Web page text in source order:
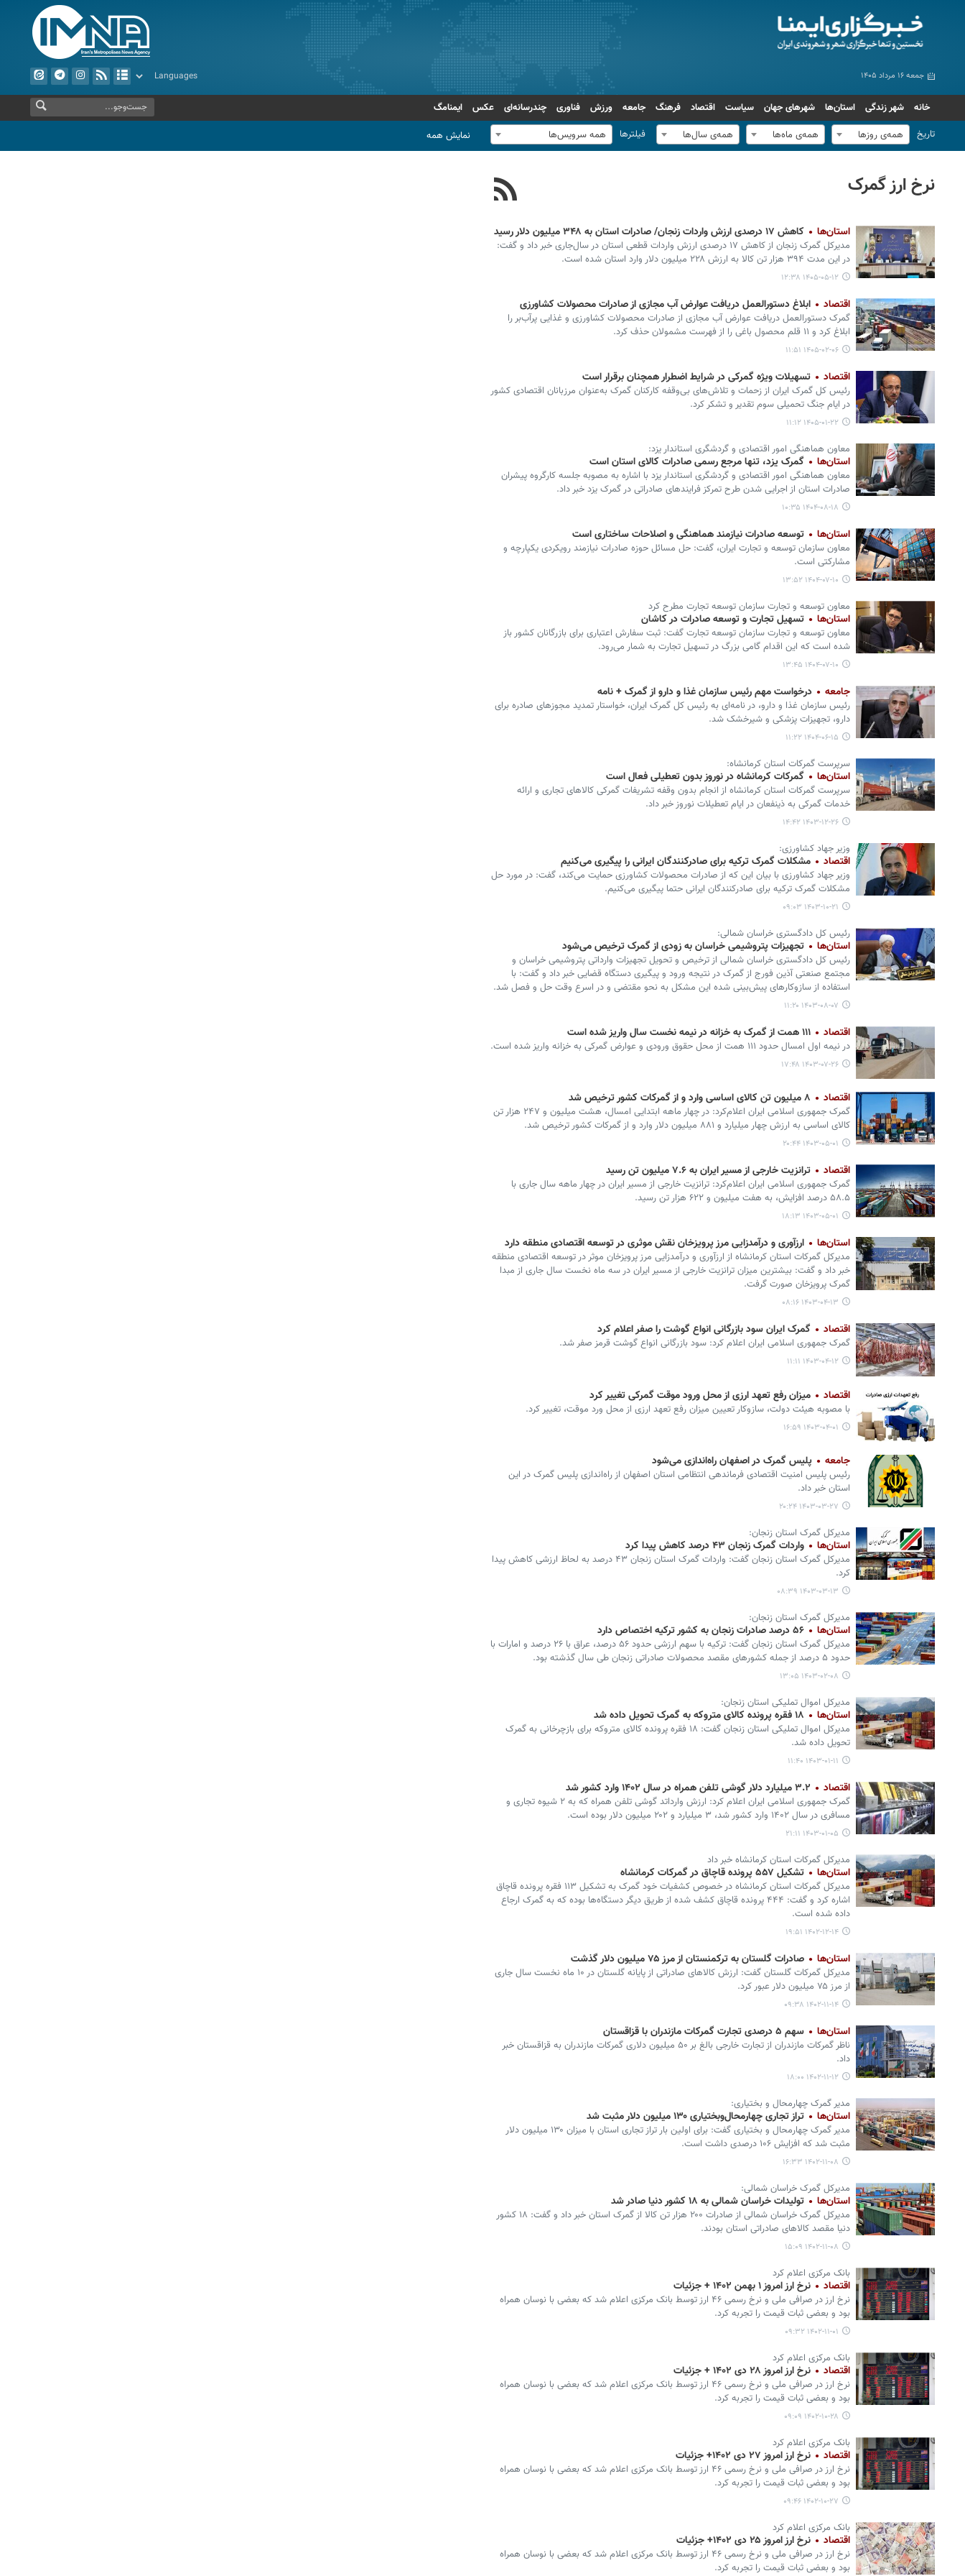
جمعه ۱۶ مرداد ۱۴۰۵
خانه شهر زندگی استان‌ها شهرهای جهان سیاست اقتصاد فرهنگ جامعه ورزش فناوری چندرسانه‌ای عکس
ایمنامگ
تاریخ
همه‌ی روزها همه‌ی ماه‌ها همه‌ی سال‌ها فیلترها همه سرویس‌ها نمایش همه
نرخ ارز گمرک
استان‌ها کاهش ۱۷ درصدی ارزش واردات زنجان/ صادرات استان به ۳۴۸ میلیون دلار رسید
مدیرکل گمرک زنجان از کاهش ۱۷ درصدی ارزش واردات قطعی استان در سال‌جاری خبر داد و گفت:
در این مدت ۳۹۴ هزار تن کالا به ارزش ۲۲۸ میلیون دلار وارد استان شده است.
۱۴۰۵-۰۵-۱۲ ۱۲:۳۸
اقتصاد ابلاغ دستورالعمل دریافت عوارض آب مجازی از صادرات محصولات کشاورزی
گمرک دستورالعمل دریافت عوارض آب مجازی از صادرات محصولات کشاورزی و غذایی پرآب‌بر را
ابلاغ کرد و ۱۱ قلم محصول باغی را از فهرست مشمولان حذف کرد.
۱۴۰۵-۰۲-۰۶ ۱۱:۵۱
اقتصاد تسهیلات ویژه گمرکی در شرایط اضطرار همچنان برقرار است
رئیس کل گمرک ایران از زحمات و تلاش‌های بی‌وقفه کارکنان گمرک به‌عنوان مرزبانان اقتصادی کشور
در ایام جنگ تحمیلی سوم تقدیر و تشکر کرد.
۱۴۰۵-۰۱-۲۲ ۱۱:۱۲
معاون هماهنگی امور اقتصادی و گردشگری استاندار یزد:
استان‌ها گمرک یزد، تنها مرجع رسمی صادرات کالای استان است
معاون هماهنگی امور اقتصادی و گردشگری استاندار یزد با اشاره به مصوبه جلسه کارگروه پیشران
صادرات استان از اجرایی شدن طرح تمرکز فرایندهای صادراتی در گمرک یزد خبر داد.
۱۴۰۴-۰۸-۱۸ ۱۰:۳۵
استان‌ها توسعه صادرات نیازمند هماهنگی و اصلاحات ساختاری است
معاون سازمان توسعه و تجارت ایران، گفت: حل مسائل حوزه صادرات نیازمند رویکردی یکپارچه و
مشارکتی است.
۱۴۰۴-۰۷-۱۰ ۱۳:۵۲
معاون توسعه و تجارت سازمان توسعه تجارت مطرح کرد
استان‌ها تسهیل تجارت و توسعه صادرات در کاشان
معاون توسعه و تجارت سازمان توسعه تجارت گفت: ثبت سفارش اعتباری برای بازرگانان کشور باز
شده است که این اقدام گامی بزرگ در تسهیل تجارت به شمار می‌رود.
۱۴۰۴-۰۷-۱۰ ۱۳:۴۵
جامعه درخواست مهم رئیس سازمان غذا و دارو از گمرک + نامه
رئیس سازمان غذا و دارو، در نامه‌ای به رئیس کل گمرک ایران، خواستار تمدید مجوزهای صادره برای
دارو، تجهیزات پزشکی و شیرخشک شد.
۱۴۰۴-۰۶-۱۵ ۱۱:۲۲
سرپرست گمرکات استان کرمانشاه:
استان‌ها گمرکات کرمانشاه در نوروز بدون تعطیلی فعال است
سرپرست گمرکات استان کرمانشاه از انجام بدون وقفه تشریفات گمرکی کالاهای تجاری و ارائه
خدمات گمرکی به ذینفعان در ایام تعطیلات نوروز خبر داد.
۱۴۰۳-۱۲-۲۶ ۱۴:۴۲
وزیر جهاد کشاورزی:
اقتصاد مشکلات گمرک ترکیه برای صادرکنندگان ایرانی را پیگیری می‌کنیم
وزیر جهاد کشاورزی با بیان این که از صادرات محصولات کشاورزی حمایت می‌کند، گفت: در مورد حل
مشکلات گمرک ترکیه برای صادرکنندگان ایرانی حتما پیگیری می‌کنیم.
۱۴۰۳-۱۰-۲۱ ۰۹:۰۳
رئیس کل دادگستری خراسان شمالی:
استان‌ها تجهیزات پتروشیمی خراسان به زودی از گمرک ترخیص می‌شود
رئیس کل دادگستری خراسان شمالی از ترخیص و تحویل تجهیزات وارداتی پتروشیمی خراسان و
مجتمع صنعتی آذین فورج از گمرک در نتیجه ورود و پیگیری دستگاه قضایی خبر داد و گفت: با
استفاده از سازوکارهای پیش‌بینی شده این مشکل به نحو مقتضی و در اسرع وقت حل و فصل شد.
۱۴۰۳-۰۸-۰۷ ۱۱:۲۰
اقتصاد ۱۱۱ همت از گمرک به خزانه در نیمه نخست سال واریز شده است
در نیمه اول امسال حدود ۱۱۱ همت از محل حقوق ورودی و عوارض گمرکی به خزانه واریز شده است.
۱۴۰۳-۰۷-۲۶ ۱۷:۴۸
اقتصاد ۸ میلیون تن کالای اساسی وارد و از گمرکات کشور ترخیص شد
گمرک جمهوری اسلامی ایران اعلام‌کرد: در چهار ماهه ابتدایی امسال، هشت میلیون و ۲۴۷ هزار تن
کالای اساسی به ارزش چهار میلیارد و ۸۸۱ میلیون دلار وارد و از گمرکات کشور ترخیص شد.
۱۴۰۳-۰۵-۰۱ ۲۰:۴۴
اقتصاد ترانزیت خارجی از مسیر ایران به ۷.۶ میلیون تن رسید
گمرک جمهوری اسلامی ایران اعلام‌کرد: ترانزیت خارجی از مسیر ایران در چهار ماهه سال جاری با
۵۸.۵ درصد افزایش، به هفت میلیون و ۶۲۲ هزار تن رسید.
۱۴۰۳-۰۵-۰۱ ۱۸:۱۳
استان‌ها ارزآوری و درآمدزایی مرز پرویزخان نقش موثری در توسعه اقتصادی منطقه دارد
مدیرکل گمرکات استان کرمانشاه از ارزآوری و درآمدزایی مرز پرویزخان موثر در توسعه اقتصادی منطقه
خبر داد و گفت: بیشترین میزان ترانزیت خارجی از مسیر ایران در سه ماه نخست سال‌ جاری از مبدا
گمرک پرویزخان صورت گرفت.
۱۴۰۳-۰۴-۱۳ ۰۸:۱۶
اقتصاد گمرک ایران سود بازرگانی انواع گوشت را صفر اعلام کرد
گمرک جمهوری اسلامی ایران اعلام کرد: سود بازرگانی انواع گوشت قرمز صفر شد.
۱۴۰۳-۰۴-۱۲ ۱۱:۱۱
اقتصاد میزان رفع تعهد ارزی از محل ورود موقت گمرکی تغییر کرد
با مصوبه هیئت دولت، سازوکار تعیین میزان رفع تعهد ارزی از محل ورد موقت، تغییر کرد.
۱۴۰۳-۰۴-۰۱ ۱۶:۵۹
جامعه پلیس گمرک در اصفهان راه‌اندازی می‌شود
رئیس پلیس امنیت اقتصادی فرماندهی انتظامی استان اصفهان از راه‌اندازی پلیس گمرک در این
استان خبر داد.
۱۴۰۳-۰۳-۲۷ ۲۰:۲۴
مدیرکل گمرک استان زنجان:
استان‌ها واردات گمرک زنجان ۴۳ درصد کاهش پیدا کرد
مدیرکل گمرک استان زنجان گفت: واردات گمرک استان زنجان ۴۳ درصد به لحاظ ارزشی کاهش پیدا
کرد.
۱۴۰۳-۰۳-۱۳ ۰۸:۳۹
مدیرکل گمرک استان زنجان:
استان‌ها ۵۶ درصد صادرات زنجان به کشور ترکیه اختصاص دارد
مدیرکل گمرک استان زنجان گفت: ترکیه با سهم ارزشی حدود ۵۶ درصد، عراق با ۲۶ درصد و امارات با
حدود ۵ درصد از جمله کشورهای مقصد محصولات صادراتی زنجان طی سال گذشته بود.
۱۴۰۳-۰۲-۰۸ ۱۳:۰۵
مدیرکل اموال تملیکی استان زنجان:
استان‌ها ۱۸ فقره پرونده کالای متروکه به گمرک تحویل داده شد
مدیرکل اموال تملیکی استان زنجان گفت: ۱۸ فقره پرونده کالای متروکه برای بازچرخانی به گمرک
تحویل داده شد.
۱۴۰۳-۰۱-۱۱ ۱۱:۴۰
اقتصاد ۳.۲ میلیارد دلار گوشی تلفن همراه در سال ۱۴۰۲ وارد کشور شد
گمرک جمهوری اسلامی ایران اعلام کرد: ارزش وارداتد گوشی تلفن همراه که به ۲ شیوه تجاری و
مسافری در سال ۱۴۰۲ وارد کشور شد، ۳ میلیارد و ۲۰۲ میلیون دلار بوده است.
۱۴۰۳-۰۱-۰۵ ۲۱:۱۱
مدیرکل گمرکات استان کرمانشاه‌ خبر داد
استان‌ها تشکیل ۵۵۷ پرونده قاچاق در گمرکات کرمانشاه
مدیرکل گمرکات استان کرمانشاه در خصوص کشفیات خود گمرک به تشکیل ۱۱۳ فقره پرونده قاچاق
اشاره کرد و گفت: ۴۴۴ پرونده‌ قاچاق کشف شده از طریق دیگر دستگاه‌ها بوده که به گمرک ارجاع
داده شده است.
۱۴۰۲-۱۲-۱۴ ۱۹:۵۱
استان‌ها صادرات گلستان به ترکمنستان از مرز ۷۵ میلیون دلار گذشت
مدیرکل گمرکات گلستان گفت: ارزش کالاهای صادراتی از پایانه گلستان در ۱۰ ماه نخست سال‌ جاری
از مرز ۷۵ میلیون دلار عبور کرد.
۱۴۰۲-۱۱-۱۴ ۰۹:۳۸
استان‌ها سهم ۵ درصدی تجارت گمرکات مازندران با قزاقستان
ناظر گمرکات مازندران از تجارت خارجی بالغ بر ۵۰ میلیون دلاری گمرکات مازندران به قزاقستان خبر
داد.
۱۴۰۲-۱۱-۱۲ ۱۸:۰۰
مدیر گمرک چهارمحال و بختیاری:
استان‌ها تراز تجاری چهارمحال‌وبختیاری ۱۳۰ میلیون دلار مثبت شد
مدیر گمرک چهارمحال و بختیاری گفت: برای اولین بار تراز تجاری استان با میزان ۱۳۰ میلیون دلار
مثبت شد که افزایش ۱۰۶ درصدی داشت است.
۱۴۰۲-۱۱-۰۸ ۱۶:۳۳
مدیرکل گمرک خراسان شمالی:
استان‌ها تولیدات خراسان شمالی به ۱۸ کشور دنیا صادر شد
مدیرکل گمرک خراسان شمالی از صادرات ۲۰۰ هزار تن کالا از گمرک استان خبر داد و گفت: ۱۸ کشور
دنیا مقصد کالاهای صادراتی استان بودند.
۱۴۰۲-۱۱-۰۸ ۱۵:۰۹
بانک مرکزی اعلام کرد
اقتصاد نرخ ارز امروز ۱ بهمن ۱۴۰۲ + جزئیات
نرخ ارز در صرافی ملی و نرخ رسمی ۴۶ ارز توسط بانک مرکزی اعلام شد که بعضی با نوسان همراه
بود و بعضی ثبات قیمت را تجربه کرد.
۱۴۰۲-۱۱-۰۱ ۰۹:۳۲
بانک مرکزی اعلام کرد
اقتصاد نرخ ارز امروز ۲۸ دی ۱۴۰۲ + جزئیات
نرخ ارز در صرافی ملی و نرخ رسمی ۴۶ ارز توسط بانک مرکزی اعلام شد که بعضی با نوسان همراه
بود و بعضی ثبات قیمت را تجربه کرد.
۱۴۰۲-۱۰-۲۸ ۰۹:۰۹
بانک مرکزی اعلام کرد
اقتصاد نرخ ارز امروز ۲۷ دی ۱۴۰۲+ جزئیات
نرخ ارز در صرافی ملی و نرخ رسمی ۴۶ ارز توسط بانک مرکزی اعلام شد که بعضی با نوسان همراه
بود و بعضی ثبات قیمت را تجربه کرد.
۱۴۰۲-۱۰-۲۷ ۰۹:۴۶
بانک مرکزی اعلام کرد
اقتصاد نرخ ارز امروز ۲۵ دی ۱۴۰۲+ جزئیات
نرخ ارز در صرافی ملی و نرخ رسمی ۴۶ ارز توسط بانک مرکزی اعلام شد که بعضی با نوسان همراه
بود و بعضی ثبات قیمت را تجربه کرد.